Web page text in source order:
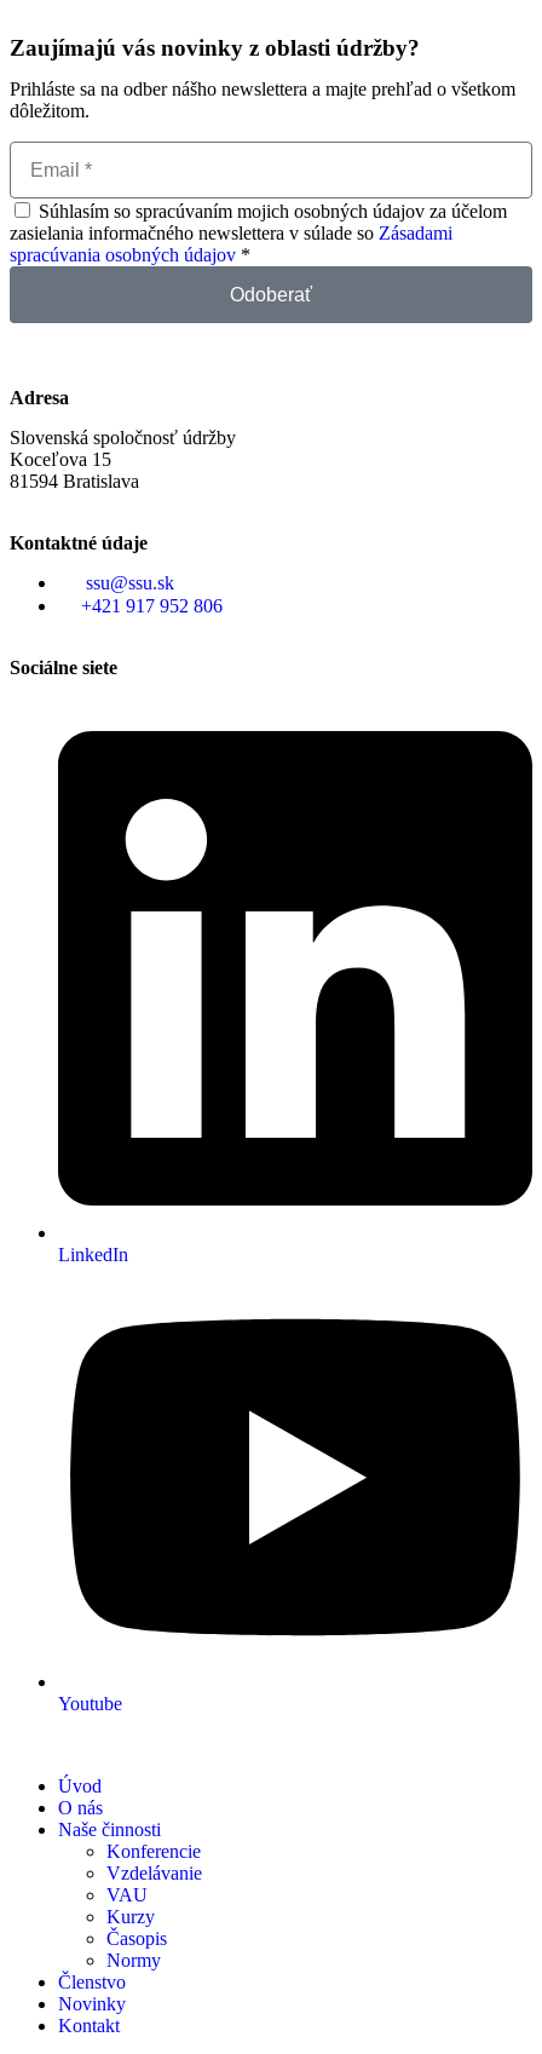
Zaujímajú vás novinky z oblasti údržby?
Prihláste sa na odber nášho newslettera a majte prehľad o všetkom
dôležitom.
Súhlasím so spracúvaním mojich osobných údajov za účelom
zasielania informačného newslettera v súlade so Zásadami
spracúvania osobných údajov *
Odoberať
Adresa
Slovenská spoločnosť údržby
Koceľova 15
81594 Bratislava
Kontaktné údaje
ssu@ssu.sk
+421 917 952 806
Sociálne siete
LinkedIn
Youtube
Úvod
O nás
Naše činnosti
Konferencie
Vzdelávanie
VAU
Kurzy
Časopis
Normy
Členstvo
Novinky
Kontakt